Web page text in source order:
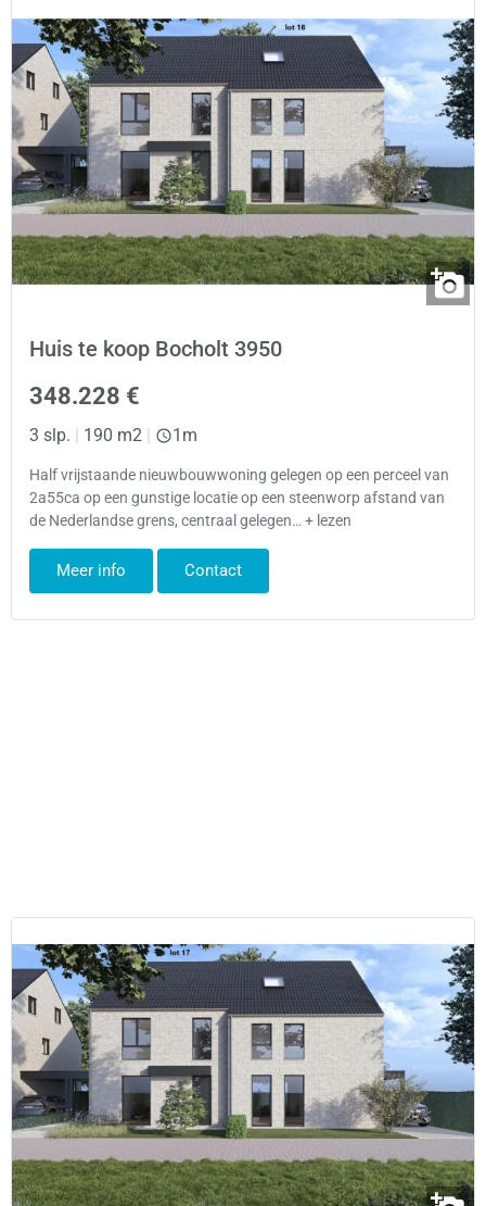
Huis te koop Bocholt 3950
348.228 €
3 slp. | 190 m2 | 1m
Half vrijstaande nieuwbouwwoning gelegen op een perceel van
2a55ca op een gunstige locatie op een steenworp afstand van
de Nederlandse grens, centraal gelegen… + lezen
Meer info Contact